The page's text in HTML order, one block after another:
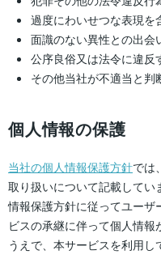
過度にわいせつな表現を
面識のない異性との出会
公序良俗又は法令に違反
その他当社が不適当と判
個人情報の保護
当社の個人情報保護方針では
取り扱いについて記載してい
情報保護方針に従ってユー
ビスの承継に伴って個人情
うえで、本サービスを利用し